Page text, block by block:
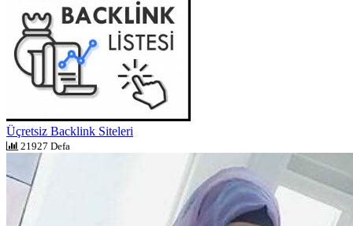
Üçretsiz Backlink Siteleri
21927 Defa